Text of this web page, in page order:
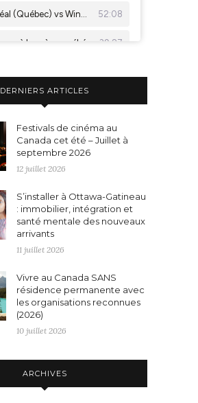
DERNIERS ARTICLES
Festivals de cinéma au
Canada cet été – Juillet à
septembre 2026
12 juillet 2026
S’installer à Ottawa-Gatineau
: immobilier, intégration et
santé mentale des nouveaux
arrivants
11 juillet 2026
Vivre au Canada SANS
résidence permanente avec
les organisations reconnues
(2026)
10 juillet 2026
ARCHIVES